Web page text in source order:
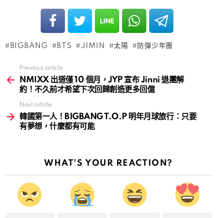
BIGBANG BTS JIMIN 太陽 防彈少年團
more
Previous article
NMIXX 出道僅 10 個月，JYP 宣布 Jinni 退團解
約！不久前才希望下次回歸創造更多回億
Next article
韓國第一人！BIGBANG T.O.P 明年月球旅行：只要
有夢想，什麼都有可能
WHAT'S YOUR REACTION?